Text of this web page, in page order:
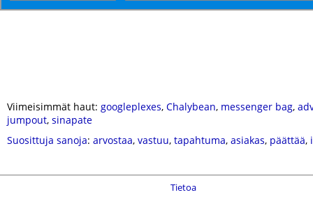
Viimeisimmät haut: googleplexes, Chalybean, messenger bag,
jumpout, sinapate
Suosittuja sanoja: arvostaa, vastuu, tapahtuma, asiakas, päättää,
Tietoa